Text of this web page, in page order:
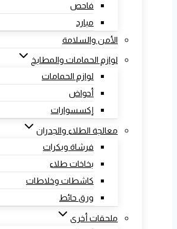
فاحص
مبارد
الأمن والسلامة
لوازم الحمامات والمطابخ
لوازم الحمامات
أحواض
إكسسوارات
معالجة الطلاء والجدران
فرشاة وبكرات
بخاخات طلاء
كاشطات وخلاطات
ورق حائط
ملحقات أخرى